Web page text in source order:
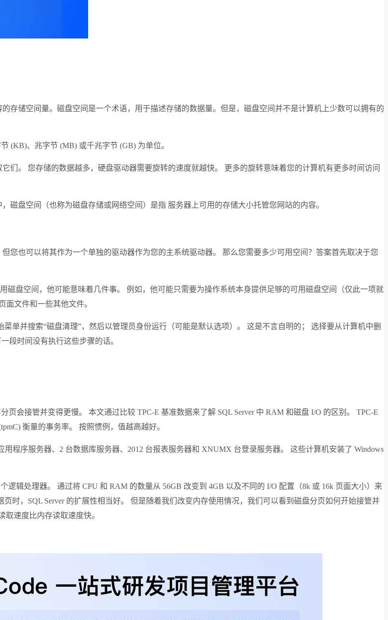
存储空间量。磁盘空间是一个术语，用于描述存储的数据量。但是，磁盘空间并不是计算机上少数可以拥有的
(KB)、兆字节 (MB) 或千兆字节 (GB) 为单位。
们。 您存储的数据越多，硬盘驱动器需要旋转的速度就越快。 更多的旋转意味着您的计算机有更多时间访问
磁盘空间（也称为磁盘存储或网络空间）是指 服务器上可用的存储大小托管您网站的内容。
您也可以将其作为一个单独的驱动器作为您的主系统驱动器。 那么您需要多少可用空间？答案首先取决于您
磁盘空间，他可能意味着几件事。 例如，他可能只需要为操作系统本身提供足够的可用磁盘空间（仅此一项就
面文件和一些其他文件。
单并搜索“磁盘清理”，然后以管理员身份运行（可能是默认选项）。 这是不言自明的； 选择要从计算机中删
段时间没有执行这些步骤的话。
会接管并变得更慢。 本文通过比较 TPC-E 基准数据来了解 SQL Server 中 RAM 和磁盘 I/O 的区别。 TPC-E
衡量的事务率。 按照惯例，值越高越好。
程序服务器、2 台数据库服务器、2012 台报表服务器和 XNUMX 台登录服务器。 这些计算机安装了 Windows
逻辑处理器。 通过将 CPU 和 RAM 的数量从 56GB 改变到 4GB 以及不同的 I/O 配置（8k 或 16k 页面大小）来
时，SQL Server 的扩展性相当好。 但是随着我们改变内存使用情况，我们可以看到磁盘分页如何开始接管并
速度比内存读取速度快。